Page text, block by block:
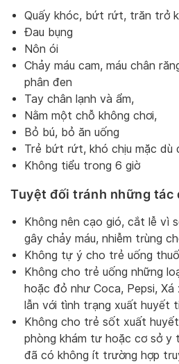
Quấy khóc, bứt rứt, trăn trở
Đau bụng
Nôn ói
Chảy máu cam, máu chân
phân đen
Tay chân lạnh và ẩm,
Nằm một chỗ không chơi,
Bỏ bú, bỏ ăn uống
Trẻ bứt rứt, khó chịu mặc dù
Không tiểu trong 6 giờ
Tuyệt đối tránh những tác
Không nên cạo gió, cắt lễ vì
gây chảy máu, nhiễm trùng
Không tự ý cho trẻ uống
Không cho trẻ uống những
hoặc đỏ như Coca, Pepsi,
lẫn với tình trạng xuất huyết
Không cho trẻ sốt xuất
phòng khám tư hoặc cơ sở y
đã có không ít trường hợp